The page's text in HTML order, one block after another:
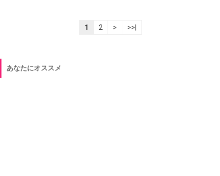
1 2 > >>|
あなたにオススメ